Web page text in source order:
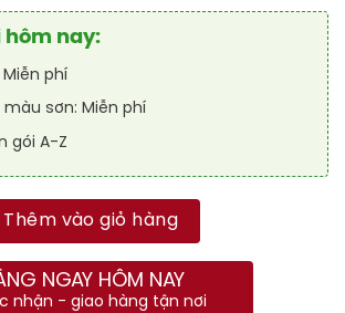
hôm nay:
phí
sơn: Miễn phí
gói A-Z
Thêm vào giỏ hàng
NGAY HÔM NAY
nhận - giao hàng tận nơi